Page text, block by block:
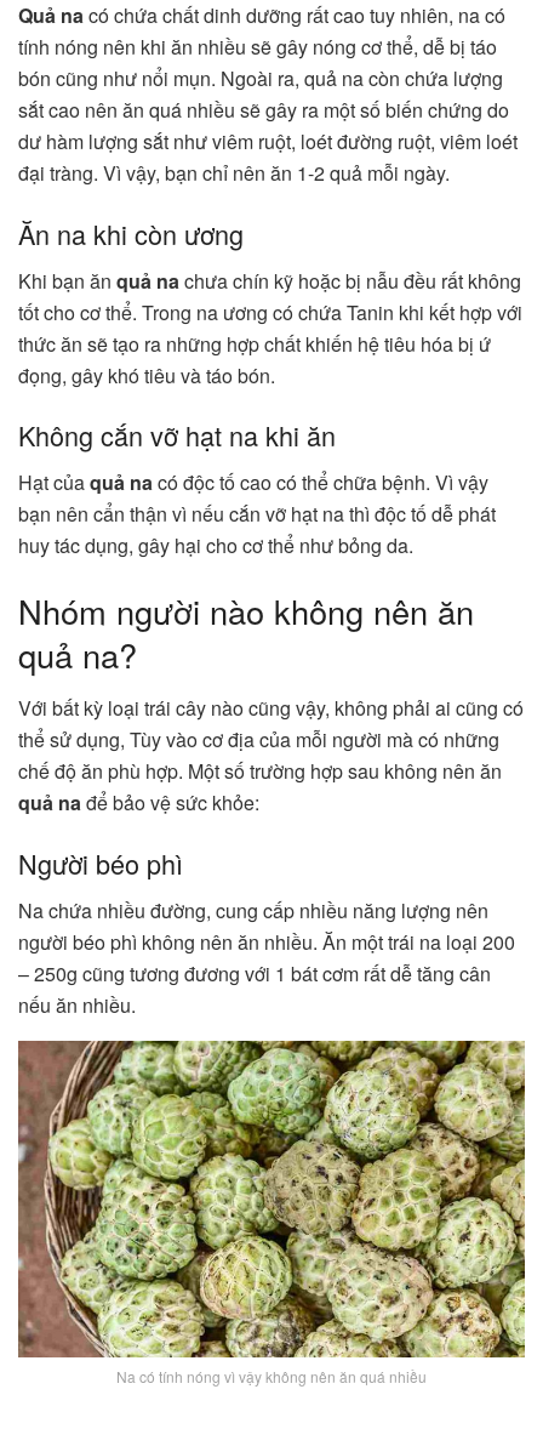
Quả nacó chứa chất dinh dưỡng rất cao tuy nhiên, na có
tính nóng nên khi ăn nhiều sẽ gây nóng cơ thể, dễ bị táo
bón cũng như nổi mụn. Ngoài ra, quả na còn chứa lượng
sắt cao nên ăn quá nhiều sẽ gây ra một số biến chứng do
dư hàm lượng sắt như viêm ruột, loét đường ruột, viêm loét
đại tràng. Vì vậy, bạn chỉ nên ăn 1-2 quả mỗi ngày.
Ăn na khi còn ương
Khi bạn ăn quả nachưa chín kỹ hoặc bị nẫu đều rất không
tốt cho cơ thể. Trong na ương có chứa Tanin khi kết hợp với
thức ăn sẽ tạo ra những hợp chất khiến hệ tiêu hóa bị ứ
đọng, gây khó tiêu và táo bón.
Không cắn vỡ hạt na khi ăn
Hạt củaquả nacó độc tố cao có thể chữa bệnh. Vì vậy
bạn nên cẩn thận vì nếu cắn vỡ hạt na thì độc tố dễ phát
huy tác dụng, gây hại cho cơ thể như bỏng da.
Nhóm người nào không nên ăn
quả na?
Với bất kỳ loại trái cây nào cũng vậy, không phải ai cũng có
thể sử dụng, Tùy vào cơ địa của mỗi người mà có những
chế độ ăn phù hợp. Một số trường hợp sau không nên ăn
quả nađể bảo vệ sức khỏe:
Người béo phì
Na chứa nhiều đường, cung cấp nhiều năng lượng nên
người béo phì không nên ăn nhiều. Ăn một trái na loại 200
– 250g cũng tương đương với 1 bát cơm rất dễ tăng cân
nếu ăn nhiều.
Na có tính nóng vì vậy không nên ăn quá nhiều